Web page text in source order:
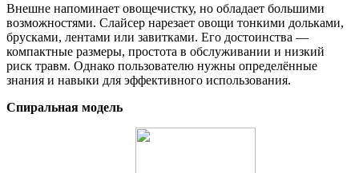
Внешне напоминает овощечистку, но обладает большими
возможностями. Слайсер нарезает овощи тонкими дольками,
брусками, лентами или завитками. Его достоинства —
компактные размеры, простота в обслуживании и низкий
риск травм. Однако пользователю нужны определённые
знания и навыки для эффективного использования.
Спиральная модель